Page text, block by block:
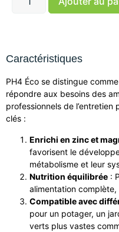
Caractéristiques
PH4 Éco se distingue
répondre aux besoins des
professionnels de
clés :
Enrichi en zinc et
favorisent le
métabolisme et leur
Nutrition équilibrée :
alimentation
Compatible avec
pour un potager, un
verts plus vastes